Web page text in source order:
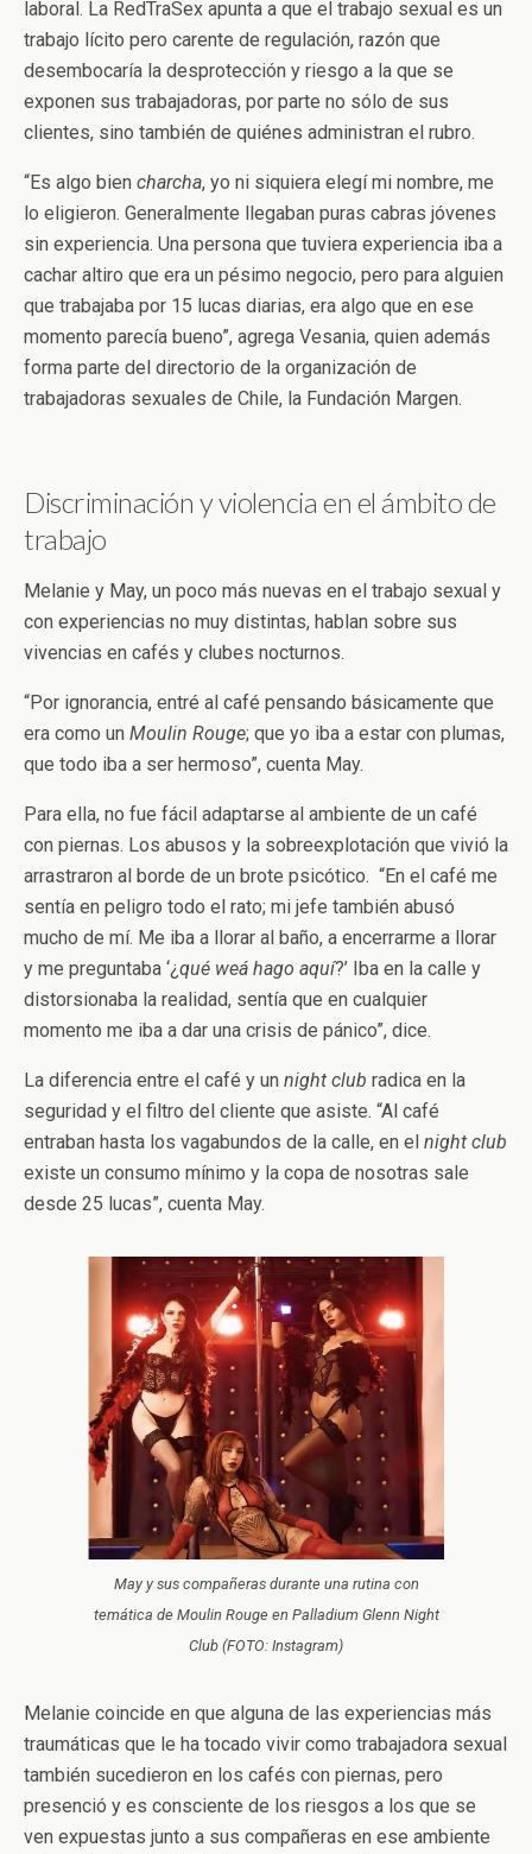
laboral. La RedTraSex apunta a que el trabajo sexual es un
trabajo lícito pero carente de regulación, razón que
desembocaría la desprotección y riesgo a la que se
exponen sus trabajadoras, por parte no sólo de sus
clientes, sino también de quiénes administran el rubro.
“Es algo bien charcha, yo ni siquiera elegí mi nombre, me
lo eligieron. Generalmente llegaban puras cabras jóvenes
sin experiencia. Una persona que tuviera experiencia iba a
cachar altiro que era un pésimo negocio, pero para alguien
que trabajaba por 15 lucas diarias, era algo que en ese
momento parecía bueno”, agrega Vesania, quien además
forma parte del directorio de la organización de
trabajadoras sexuales de Chile, la Fundación Margen.
Discriminación y violencia en el ámbito de
trabajo
Melanie y May, un poco más nuevas en el trabajo sexual y
con experiencias no muy distintas, hablan sobre sus
vivencias en cafés y clubes nocturnos.
“Por ignorancia, entré al café pensando básicamente que
era como un Moulin Rouge; que yo iba a estar con plumas,
que todo iba a ser hermoso”, cuenta May.
Para ella, no fue fácil adaptarse al ambiente de un café
con piernas. Los abusos y la sobreexplotación que vivió la
arrastraron al borde de un brote psicótico. “En el café me
sentía en peligro todo el rato; mi jefe también abusó
mucho de mí. Me iba a llorar al baño, a encerrarme a llorar
y me preguntaba ‘¿qué weá hago aquí?’ Iba en la calle y
distorsionaba la realidad, sentía que en cualquier
momento me iba a dar una crisis de pánico”, dice.
La diferencia entre el café y un night club radica en la
seguridad y el filtro del cliente que asiste. “Al café
entraban hasta los vagabundos de la calle, en el night club
existe un consumo mínimo y la copa de nosotras sale
desde 25 lucas”, cuenta May.
May y sus compañeras durante una rutina con
temática de Moulin Rouge en Palladium Glenn Night
Club (FOTO: Instagram)
Melanie coincide en que alguna de las experiencias más
traumáticas que le ha tocado vivir como trabajadora sexual
también sucedieron en los cafés con piernas, pero
presenció y es consciente de los riesgos a los que se
ven expuestas junto a sus compañeras en ese ambiente